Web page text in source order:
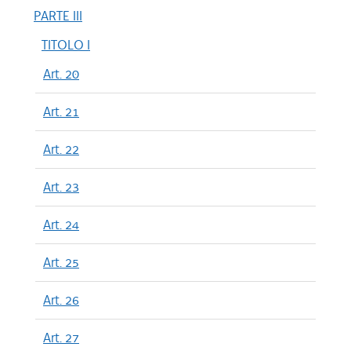
PARTE III
TITOLO I
Art. 20
Art. 21
Art. 22
Art. 23
Art. 24
Art. 25
Art. 26
Art. 27